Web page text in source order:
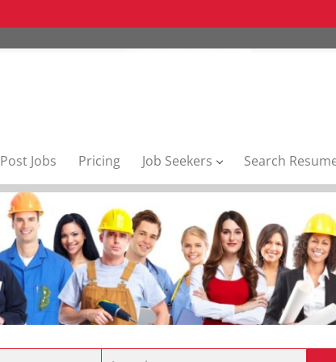
Post Jobs Pricing Job Seekers Search